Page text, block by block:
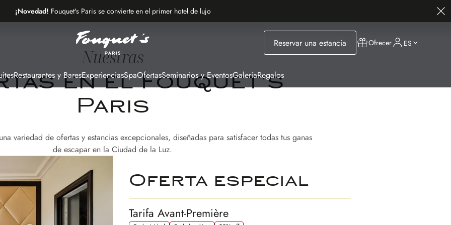
¡Novedad! Fouquet's Paris se convierte en el primer hotel de lujo
de la avenida más bonita del mundo
Reservar una estancia Ofrecer ES
Restaurantes y BaresExperienciasSpaOfertasSeminarios y EventosGaleríaRegalos
Nuestras
en el Fouquet's
Paris
variedad de ofertas y estancias excepcionales, diseñadas para satisfacer todas tus ganas
de escapar en la Ciudad de la Luz.
Oferta especial
Tarifa Avant-Première